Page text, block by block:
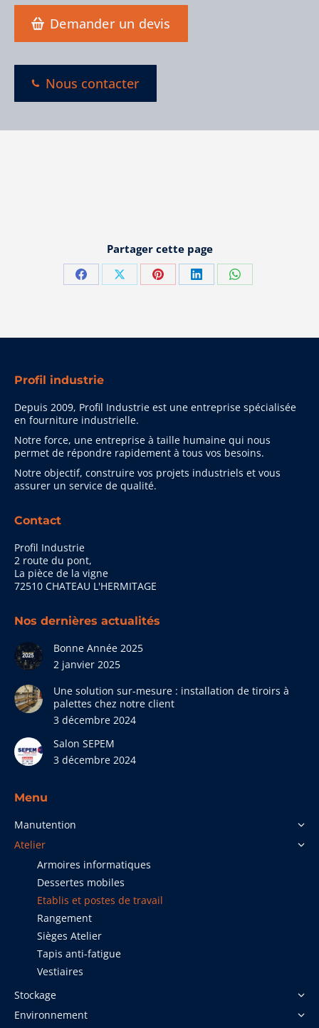
Demander un devis
Nous contacter
Partager cette page
PartagerPartagerPartagerPartagerPartager
Profil industrie
Depuis 2009, Profil Industrie est une entreprise spécialisée
en fourniture industrielle.
Notre force, une entreprise à taille humaine qui nous
permet de répondre rapidement à tous vos besoins.
Notre objectif, construire vos projets industriels et vous
assurer un service de qualité.
Contact
Profil Industrie
2 route du pont,
La pièce de la vigne
72510 CHATEAU L'HERMITAGE
Nos dernières actualités
Bonne Année 2025
2 janvier 2025
Une solution sur-mesure : installation de tiroirs à
palettes chez notre client
3 décembre 2024
Salon SEPEM
3 décembre 2024
Menu
Manutention
Atelier
Armoires informatiques
Dessertes mobiles
Etablis et postes de travail
Rangement
Sièges Atelier
Tapis anti-fatigue
Vestiaires
Stockage
Environnement